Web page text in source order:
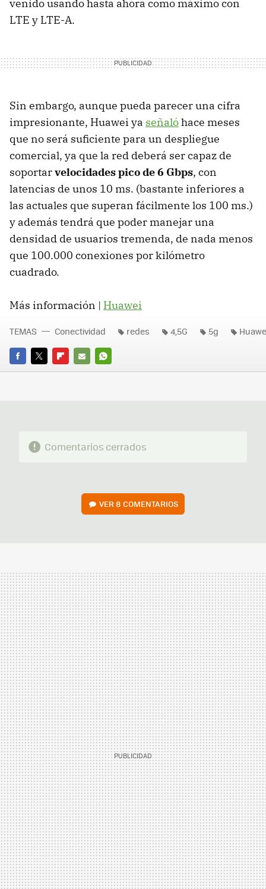
venido usando hasta ahora como máximo con
LTE y LTE-A.
Sin embargo, aunque pueda parecer una cifra
impresionante, Huawei ya señalóhace meses
que no será suficiente para un despliegue
comercial, ya que la red deberá ser capaz de
soportarvelocidades pico de 6 Gbps, con
latencias de unos 10 ms. (bastante inferiores a
las actuales que superan fácilmente los 100 ms.)
y además tendrá que poder manejar una
densidad de usuarios tremenda, de nada menos
que 100.000 conexiones por kilómetro
cuadrado.
Más información | Huawei
FACEBOOK
TWITTERFLIPBOARD
E-
WHATSAPP
TEMAS Conectividad redes 4,5G 5g
Comentarios cerrados
VER8 COMENTARIOS